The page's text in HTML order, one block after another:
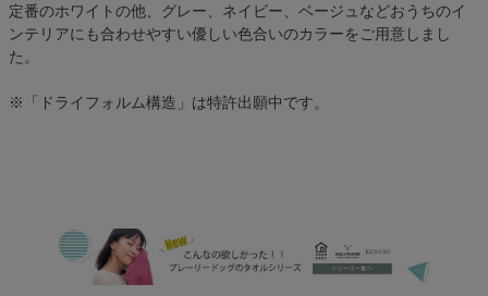
定番のホワイトの他、グレー、ネイビー、ベージュなどおうちのイ
ンテリアにも合わせやすい優しい色合いのカラーをご用意しまし
た。
※「ドライフォルム構造」は特許出願中です。